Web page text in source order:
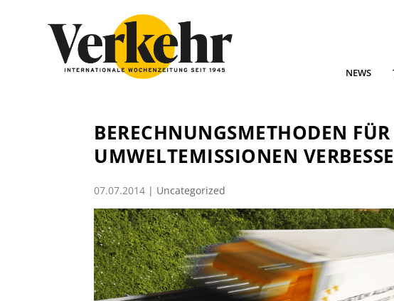
NEWS
BERECHNUNGSMETHODEN FÜR
UMWELTEMISSIONEN
07.07.2014 | Uncategorized